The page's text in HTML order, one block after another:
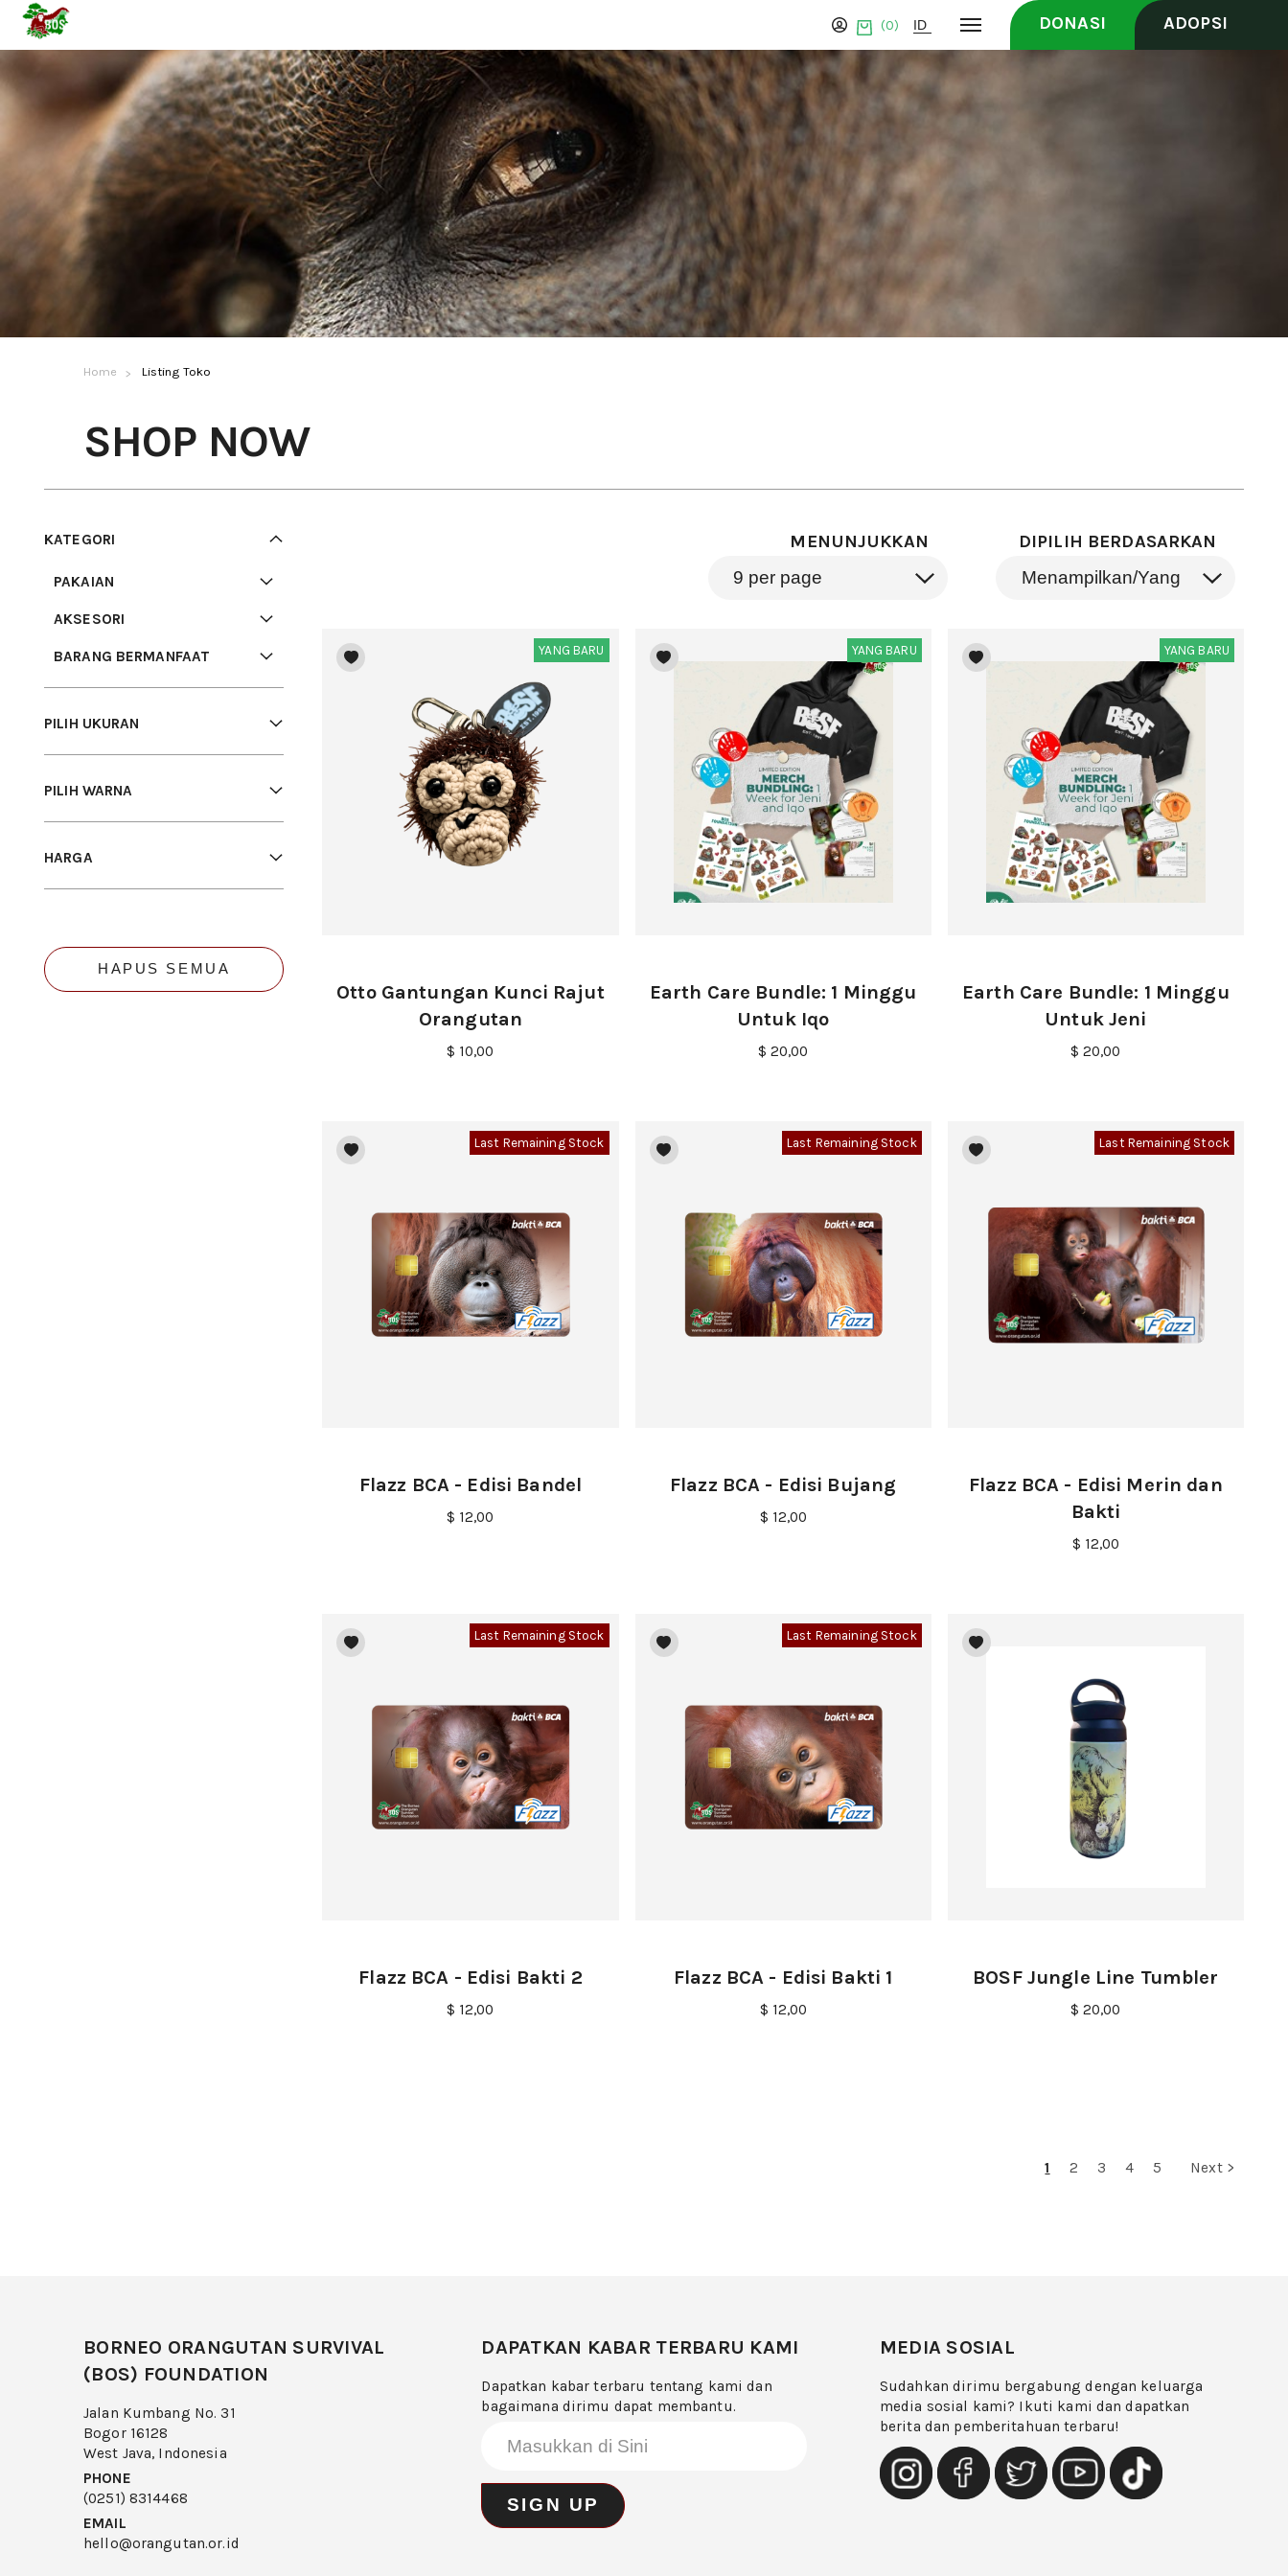
(0) DONASI ADOPSI
Home Listing Toko
SHOP NOW
KATEGORI
PAKAIAN
AKSESORI
BARANG BERMANFAAT
PILIH UKURAN
PILIH WARNA
HARGA
HAPUS SEMUA
MENUNJUKKAN DIPILIH BERDASARKAN
YANG BARU
Otto Gantungan Kunci Rajut
Orangutan
$ 10,00
YANG BARU
Earth Care Bundle: 1 Minggu
Untuk Iqo
$ 20,00
YANG BARU
Earth Care Bundle: 1 Minggu
Untuk Jeni
$ 20,00
Last Remaining Stock
Flazz BCA - Edisi Bandel
$ 12,00
Last Remaining Stock
Flazz BCA - Edisi Bujang
$ 12,00
Last Remaining Stock
Flazz BCA - Edisi Merin dan
Bakti
$ 12,00
Last Remaining Stock
Flazz BCA - Edisi Bakti 2
$ 12,00
Last Remaining Stock
Flazz BCA - Edisi Bakti 1
$ 12,00
BOSF Jungle Line Tumbler
$ 20,00
1 2 3 4 5 Next >
BORNEO ORANGUTAN SURVIVAL
(BOS) FOUNDATION
Jalan Kumbang No. 31
Bogor 16128
West Java, Indonesia
PHONE
(0251) 8314468
EMAIL
hello@orangutan.or.id
DAPATKAN KABAR TERBARU KAMI
Dapatkan kabar terbaru tentang kami dan
bagaimana dirimu dapat membantu.
MEDIA SOSIAL
Sudahkan dirimu bergabung dengan keluarga
media sosial kami? Ikuti kami dan dapatkan
berita dan pemberitahuan terbaru!